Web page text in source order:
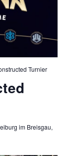
Turnier
im Breisgau,